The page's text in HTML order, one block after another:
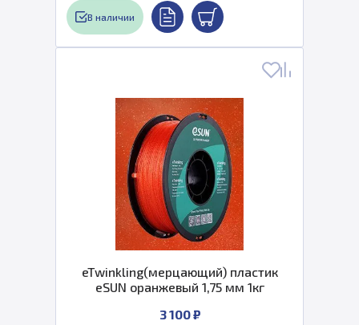
В наличии
eTwinkling(мерцающий) пластик
eSUN оранжевый 1,75 мм 1кг
3 100 ₽